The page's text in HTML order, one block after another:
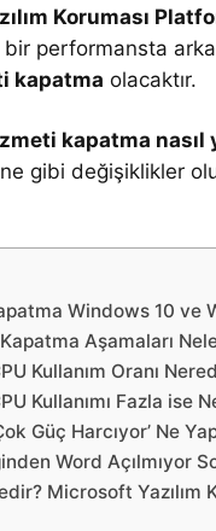
Koruması
performansta
kapatma olacaktır.
kapatma nasıl
ne gibi değişiklikler
Windows 10 ve
Aşamaları
Kullanım Oranı
Kullanımı Fazla ise
Güç Harcıyor’ Ne
Word Açılmıyor
Microsoft Yazılım